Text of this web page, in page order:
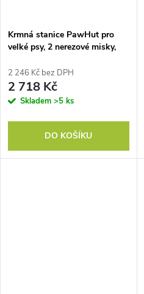
Krmná stanice PawHut pro
velké psy, 2 nerezové misky,
MDF, ocel, šedá barva
2 246 Kč bez DPH
2 718 Kč
Skladem >5 ks
DO KOŠÍKU